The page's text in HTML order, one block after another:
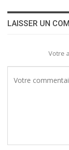
LAISSER UN
Votre